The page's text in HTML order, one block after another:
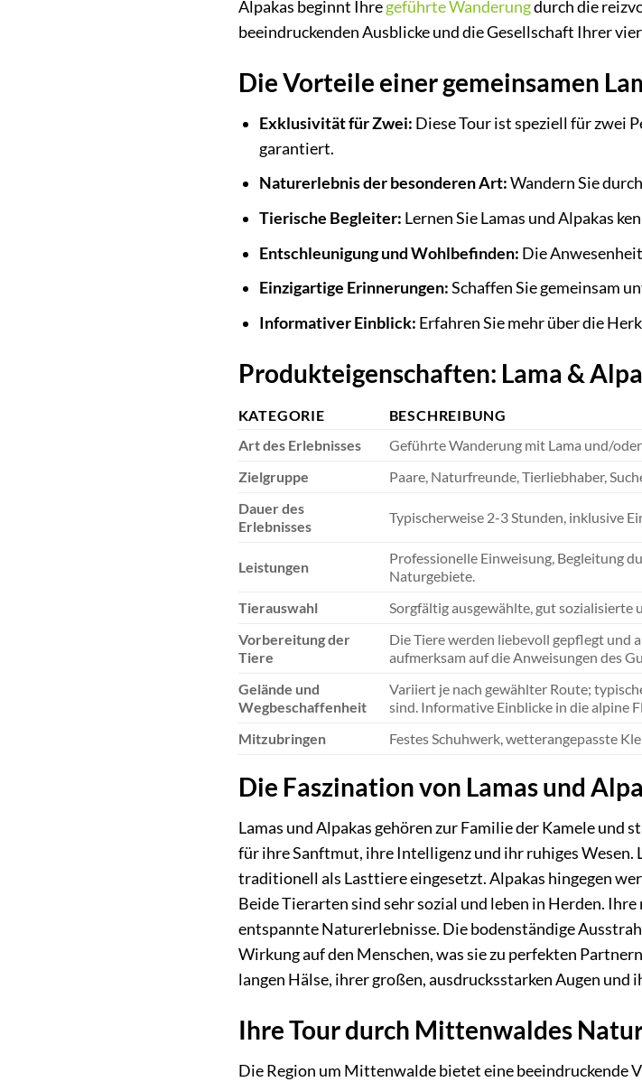
Alpakas beginnt Ihregeführte Wanderungdurch die
beeindruckenden Ausblicke und die Gesellschaft Ihrer
Die Vorteile einer gemeinsamen
Exklusivität für Zwei: Diese Tour ist speziell für zwei
garantiert.
Naturerlebnis der besonderen Art:Wandern Sie
Tierische Begleiter: Lernen Sie Lamas und Alpakas
Entschleunigung und Wohlbefinden: Die
Einzigartige Erinnerungen:Schaffen Sie gemeinsam
Informativer Einblick: Erfahren Sie mehr über die
Produkteigenschaften: Lama &
KATEGORIE
BESCHREIBUNG
Art des Erlebnisses
Geführte Wanderung mit Lama und/oder
Zielgruppe
Paare, Naturfreunde, Tierliebhaber,
Dauer des
Erlebnisses
Typischerweise 2-3 Stunden, inklusive
Leistungen
Professionelle Einweisung, Begleitung
Naturgebiete.
Tierauswahl
Sorgfältig ausgewählte, gut sozialisierte
Vorbereitung der
Tiere
Die Tiere werden liebevoll gepflegt und
aufmerksam auf die Anweisungen des
Gelände und
Wegbeschaffenheit
Variiert je nach gewählter Route;
sind. Informative Einblicke in die alpine
Mitzubringen
Festes Schuhwerk, wetterangepasste
Die Faszination von Lamas und
Lamas und Alpakas gehören zur Familie der Kamele und
für ihre Sanftmut, ihre Intelligenz und ihr ruhiges Wesen.
traditionell als Lasttiere eingesetzt. Alpakas hingegen
Beide Tierarten sind sehr sozial und leben in Herden.
entspannte Naturerlebnisse. Die bodenständige
Wirkung auf den Menschen, was sie zu perfekten
langen Hälse, ihrer großen, ausdrucksstarken Augen und
Ihre Tour durch Mittenwaldes
Die Region um Mittenwalde bietet eine beeindruckende